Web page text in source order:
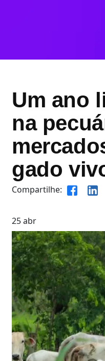
Um ano
na
gado
Compartilhe:
25abr